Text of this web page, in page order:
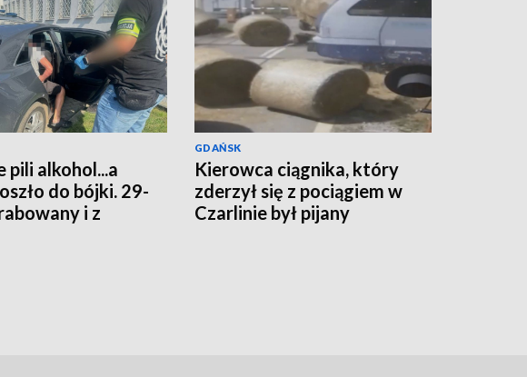
pili alkohol...a
do bójki. 29-
i z
GDAŃSK
Kierowca ciągnika, który
zderzył się z pociągiem w
Czarlinie był pijany